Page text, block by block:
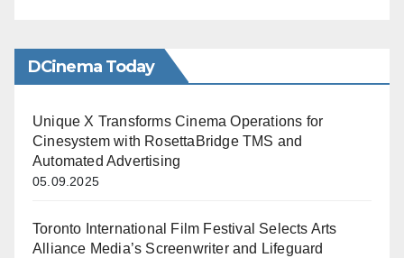
DCinema Today
Unique X Transforms Cinema Operations for
Cinesystem with RosettaBridge TMS and
Automated Advertising
05.09.2025
Toronto International Film Festival Selects Arts
Alliance Media’s Screenwriter and Lifeguard